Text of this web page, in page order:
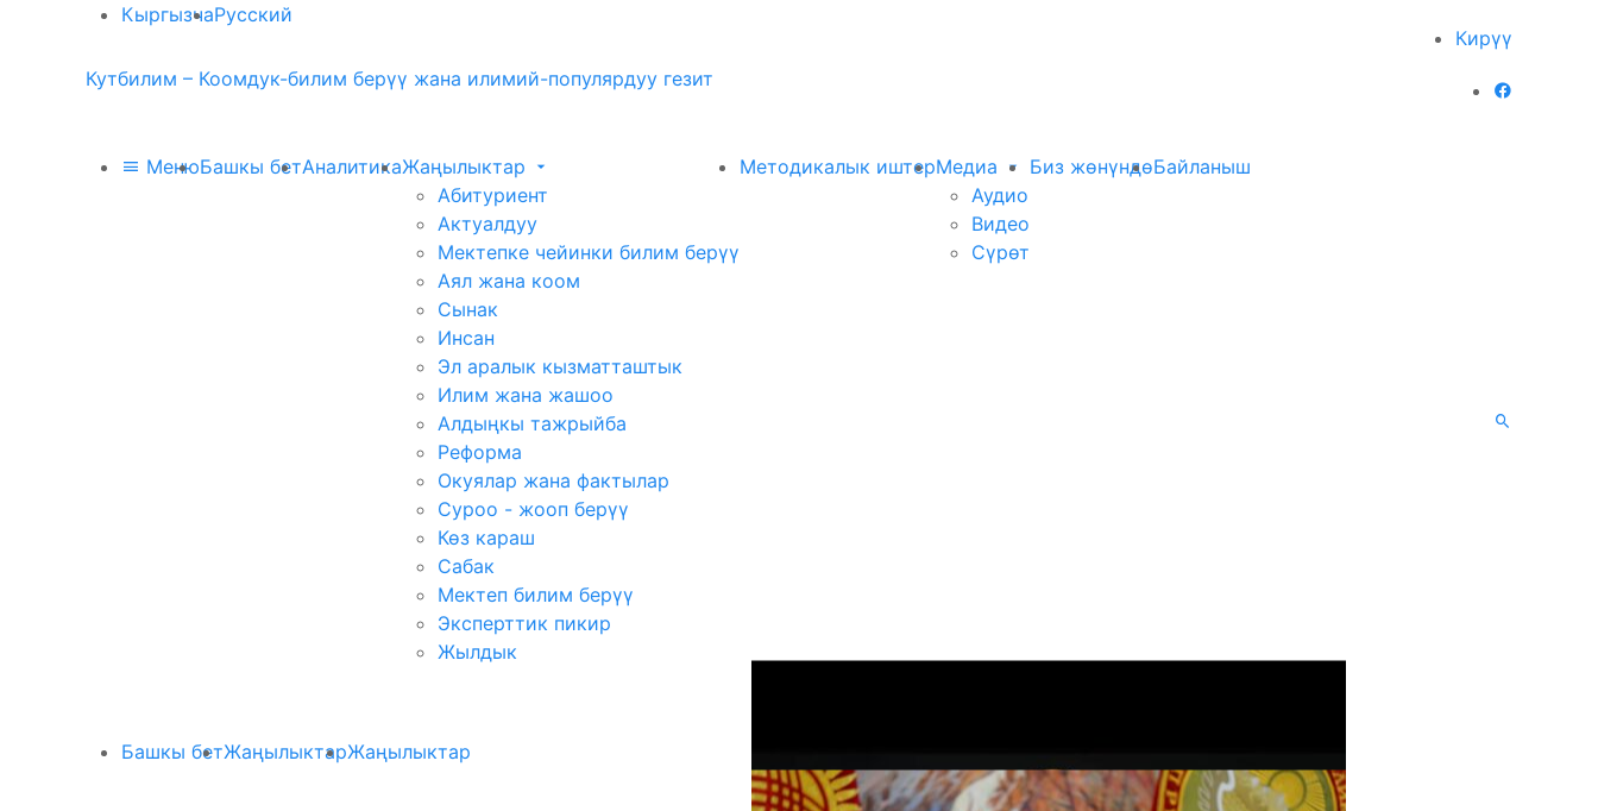
КыргызчаРусский
Кирүү
Кутбилим – Коомдук-билим берүү жана илимий-популярдуу гезит
МенюБашкы бетАналитикаЖаңылыктар
Абитуриент
Актуалдуу
Мектепке чейинки билим берүү
Аял жана коом
Сынак
Инсан
Эл аралык кызматташтык
Илим жана жашоо
Алдыңкы тажрыйба
Реформа
Окуялар жана фактылар
Суроо - жооп берүү
Көз караш
Сабак
Мектеп билим берүү
Эксперттик пикир
Жылдык
Методикалык иштерМедиа
Аудио
Видео
Сүрөт
Биз жөнүндөБайланыш
Башкы бетЖаңылыктарЖаңылыктар